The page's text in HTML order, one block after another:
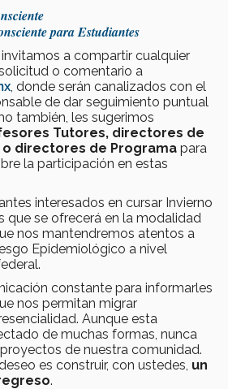
para Estudiantes
a compartir cualquier
o comentario a
, donde serán canalizados con el
de dar seguimiento puntual
también, les sugerimos
Tutores, directores de
o directores de Programa para
la participación en estas
interesados en cursar Invierno
que se ofrecerá en la modalidad
nos mantendremos atentos a
Epidemiológico a nivel
constante para informarles
nos permitan migrar
Aunque esta
de muchas formas, nunca
de nuestra comunidad.
es construir, con ustedes, un
.